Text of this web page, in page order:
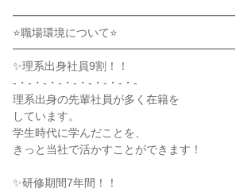
━━━━━━━━━━━━━━━━━━━━
⭐職場環境について⭐
━━━━━━━━━━━━━━━━━━━━
✨理系出身社員9割！！
-・-・-・-・-・-・-・-・-
理系出身の先輩社員が多く在籍を
しています。
学生時代に学んだことを、
きっと当社で活かすことができます！
✨研修期間7年間！！